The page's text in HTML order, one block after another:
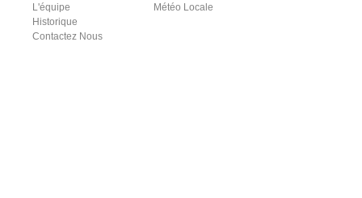
L'équipe
Historique
Contactez Nous
Météo Locale